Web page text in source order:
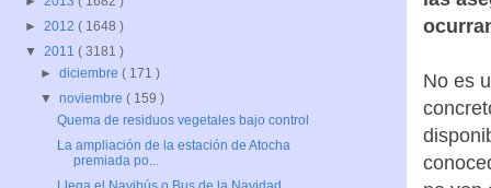
No es
► 2012 ( 1648 )
▼ 2011 ( 3181 )
►diciembre( 171 )
▼noviembre( 159 )
Quema de residuos vegetales bajo control
La ampliación de la estación de Atocha
premiada po...